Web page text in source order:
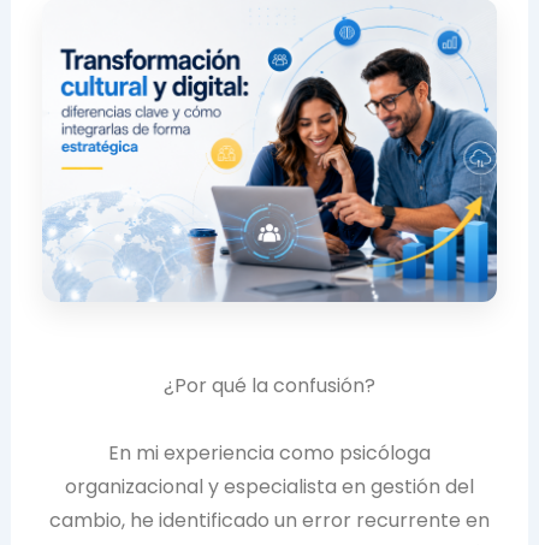
¿Por qué la confusión?
En mi experiencia como psicóloga
organizacional y especialista en gestión del
cambio, he identificado un error recurrente en